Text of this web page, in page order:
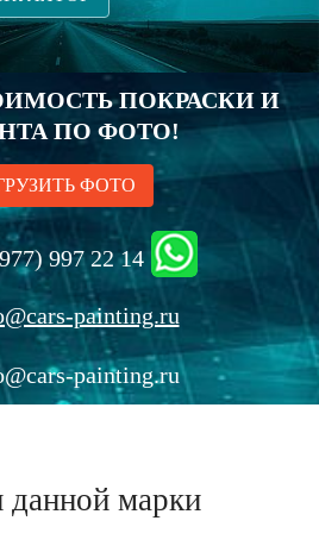
ПОКРАСКИ И
ПО ФОТО!
ФОТО
997 22 14
painting.ru
painting.ru
данной марки